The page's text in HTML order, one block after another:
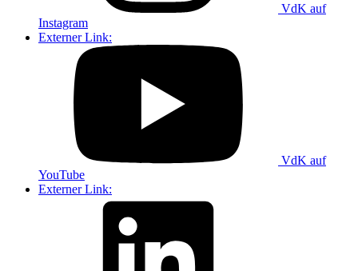
VdK auf
Instagram
Externer Link:
VdK auf
YouTube
Externer Link: